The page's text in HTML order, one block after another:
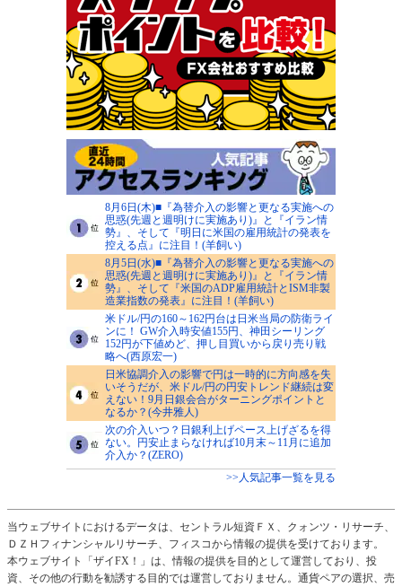
8月6日(木)■『為替介入の影響と更なる実施への
思惑(先週と週明けに実施あり)』と『イラン情
勢』、そして『明日に米国の雇用統計の発表を
控える点』に注目！(羊飼い)
8月5日(水)■『為替介入の影響と更なる実施への
思惑(先週と週明けに実施あり)』と『イラン情
勢』、そして『米国のADP雇用統計とISM非製
造業指数の発表』に注目！(羊飼い)
米ドル/円の160～162円台は日米当局の防衛ライ
ンに！ GW介入時安値155円、神田シーリング
152円が下値めど、押し目買いから戻り売り戦
略へ(西原宏一)
日米協調介入の影響で円は一時的に方向感を失
いそうだが、米ドル/円の円安トレンド継続は変
えない！9月日銀会合がターニングポイントと
なるか？(今井雅人)
次の介入いつ？日銀利上げペース上げざるを得
ない。円安止まらなければ10月末～11月に追加
介入か？(ZERO)
>>人気記事一覧を見る
当ウェブサイトにおけるデータは、セントラル短資ＦＸ、クォンツ・リサーチ、
ＤＺＨフィナンシャルリサーチ、フィスコから情報の提供を受けております。
本ウェブサイト「ザイFX！」は、情報の提供を目的として運営しており、投
資、その他の行動を勧誘する目的では運営しておりません。通貨ペアの選択、売